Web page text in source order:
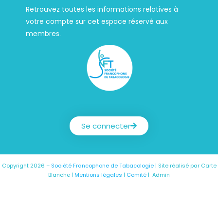
Retrouvez toutes les informations relatives à
votre compte sur cet espace réservé aux
membres.
Se connecter
Copyright 2026 – Société Francophone de Tabacologie| Site réalisé par Carte
Blanche | Mentions légales | Comité | Admin